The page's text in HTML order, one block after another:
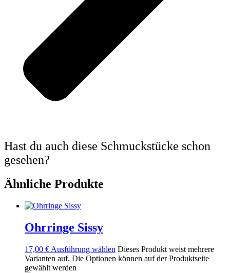
Hast du auch diese Schmuckstücke schon
gesehen?
Ähnliche Produkte
Ohrringe Sissy
17,00 € Ausführung wählen Dieses Produkt weist mehrere
Varianten auf. Die Optionen können auf der Produktseite
gewählt werden